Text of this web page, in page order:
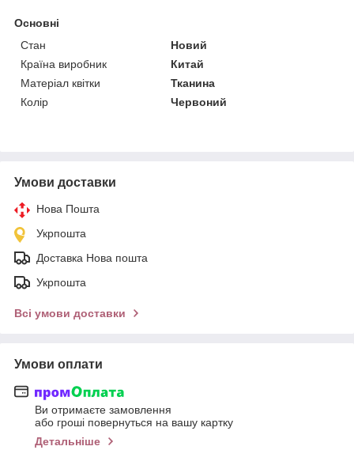
Основні
Стан
Новий
Країна виробник
Китай
Матеріал квітки
Тканина
Колір
Червоний
Умови доставки
Нова Пошта
Укрпошта
Доставка Нова пошта
Укрпошта
Всі умови доставки
Умови оплати
Ви отримаєте замовлення
або гроші повернуться на вашу картку
Детальніше